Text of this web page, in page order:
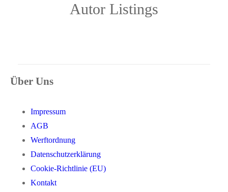
Autor Listings
Über Uns
Impressum
AGB
Werftordnung
Datenschutzerklärung
Cookie-Richtlinie (EU)
Kontakt